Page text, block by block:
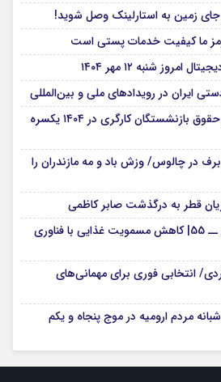
جای زمین به استارلینک وصل شوید!
ما کیفیت خدمات پستی است
شنبه ۱۲ مهر ۱۴۰۴
ایران در رویدادهای ملی و بین‌المللی
تکلیف همسان سازی حقوق بازنشستگان کارگری در ۱۴۰۴ یکسره
متر برف در چالوس/ وزش باد و مه مازندران را
قطر به درگذشت صابر کاظمی
هسته‌ای در کشاورزی ــ 55| کاهش مسمویت غذایی با فناوری
انتخابی فوری برای مهمانی‌های
مردم ارومیه در موج پنجاه و یکم